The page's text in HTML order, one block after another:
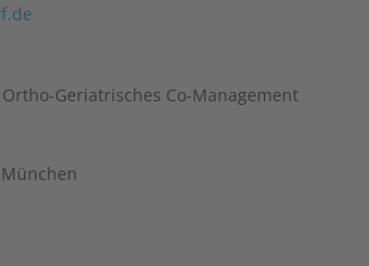
Geriatrisches Co-Management